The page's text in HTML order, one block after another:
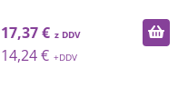
17,37 €
14,24 €